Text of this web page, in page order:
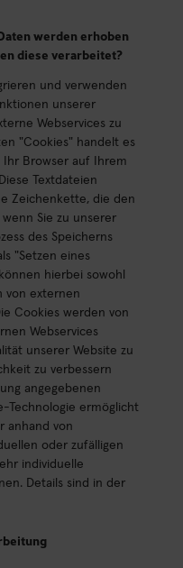
werden erhoben
diese verarbeitet?
und verwenden
unserer
Webservices zu
"Cookies" handelt es
Ihr Browser auf Ihrem
Textdateien
Zeichenkette, die den
Sie zu unserer
des Speicherns
"Setzen eines
hierbei sowohl
von externen
Cookies werden von
Webservices
unserer Website zu
zu verbessern
angegebenen
Technologie ermöglicht
anhand von
oder zufälligen
individuelle
Details sind in der